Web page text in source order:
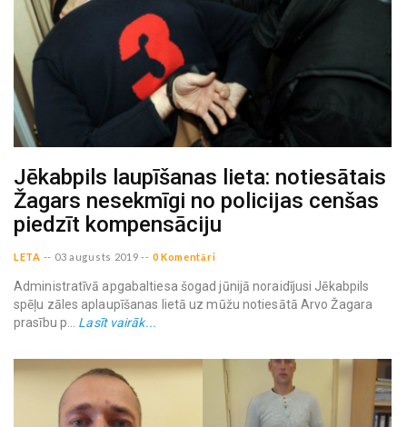
Jēkabpils laupīšanas lieta: notiesātais
Žagars nesekmīgi no policijas cenšas
piedzīt kompensāciju
LETA -- 03 augusts 2019 -- 0 Komentāri
Administratīvā apgabaltiesa šogad jūnijā noraidījusi Jēkabpils
spēļu zāles aplaupīšanas lietā uz mūžu notiesātā Arvo Žagara
prasību p... Lasīt vairāk...